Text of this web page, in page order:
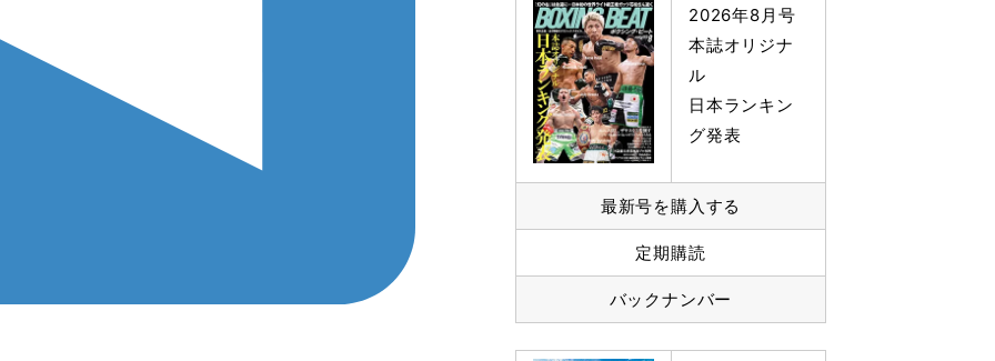
2026年8月号
本誌オリジナ
ル
日本ランキン
グ発表
最新号を購入する
定期購読
バックナンバー